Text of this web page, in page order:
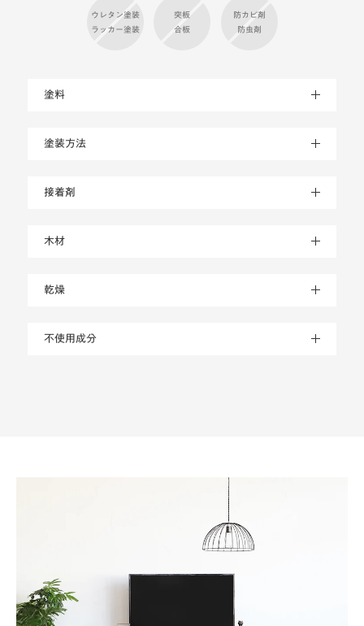
ウレタン塗装
ラッカー塗装
突板
合板
防カビ剤
防虫剤
塗料
塗装方法
接着剤
木材
乾燥
不使用成分